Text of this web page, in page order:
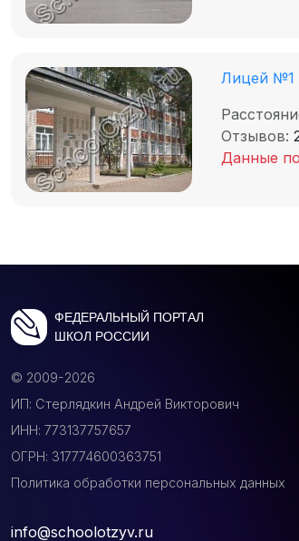
Лицей №1
Отзывов:
Данные
ФЕДЕРАЛЬНЫЙ ПОРТАЛ
ШКОЛ РОССИИ
© 2009-2026
ИП: Стерлядкин Андрей Викторович
ИНН: 773137757657
ОГРН: 317774600363751
Политика обработки персональных данных
info@schoolotzyv.ru